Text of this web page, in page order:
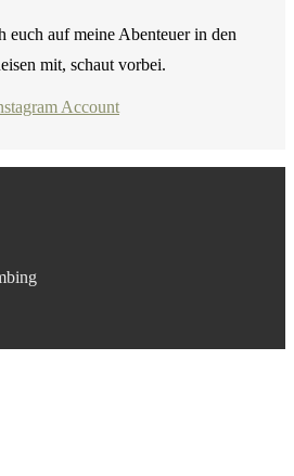
euch auf meine Abenteuer in den
mit, schaut vorbei.
Account